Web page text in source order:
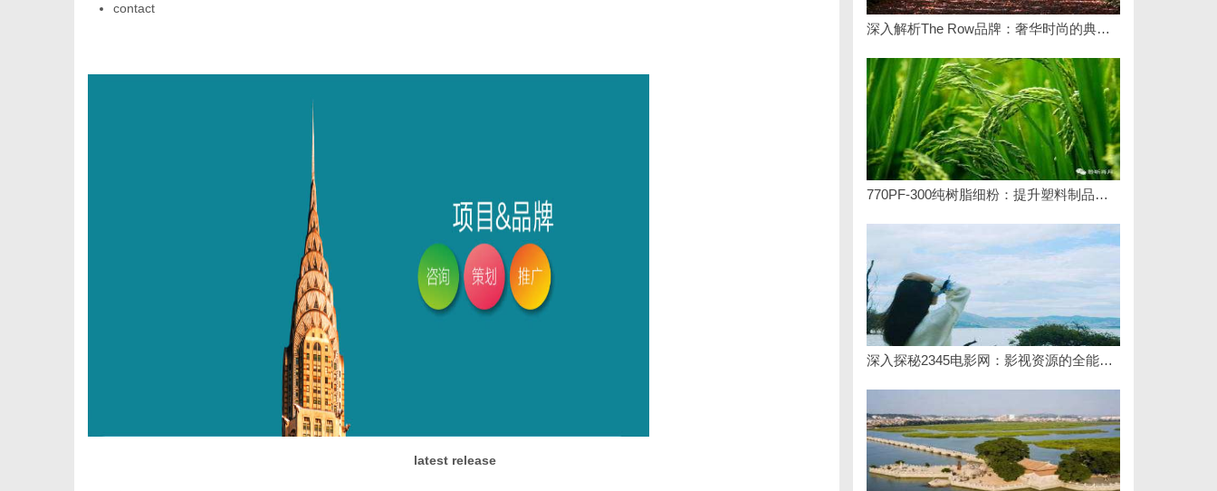
contact
latest release
深入解析The Row品牌：奢华时尚的典范与设计哲学
770PF-300纯树脂细粉：提升塑料制品性能的新选择
深入探秘2345电影网：影视资源的全能平台解析